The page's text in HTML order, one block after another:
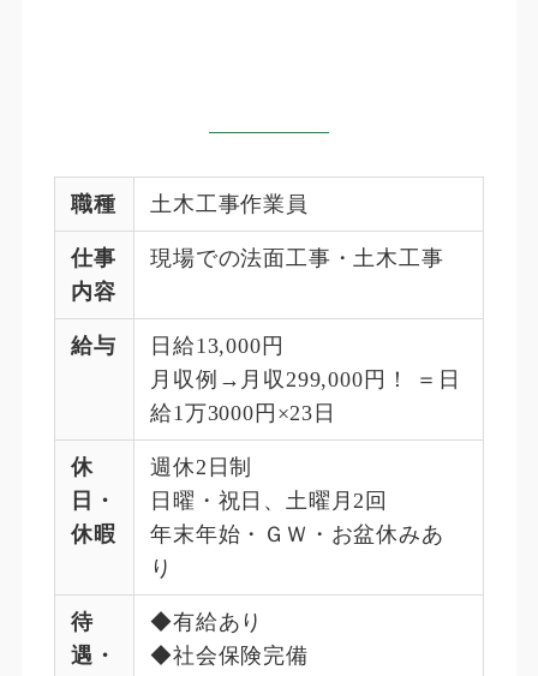
職種 土木工事作業員
仕事
内容
現場での法面工事・土木工事
給与
日給13,000円
月収例→月収299,000円！ ＝日
給1万3000円×23日
休
日・
休暇
週休2日制
日曜・祝日、土曜月2回
年末年始・ＧＷ・お盆休みあ
り
待
遇・
◆有給あり
◆社会保険完備